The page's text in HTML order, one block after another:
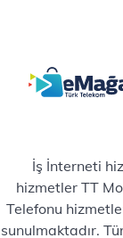
İş İnterneti
hizmetler TT
Telefonu
sunulmaktadır.